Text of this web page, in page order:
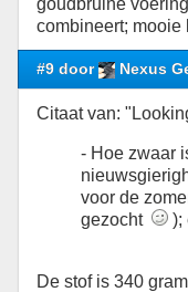
goudbruine
combineert; mooie
#9 door Nexus
Citaat van:
- Hoe zwaar
voor de
gezocht
);
De stof is 340